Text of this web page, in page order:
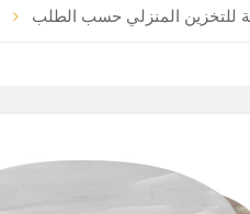
للتخزين المنزلي حسب الطلب